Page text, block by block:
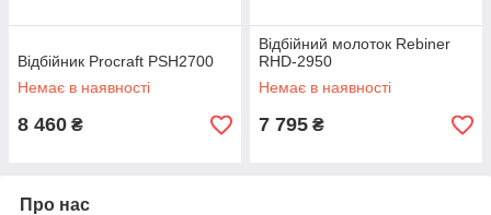
Відбійник Procraft PSH2700
Немає в наявності
8 460 ₴
Відбійний молоток Rebiner
RHD-2950
Немає в наявності
7 795 ₴
Про нас